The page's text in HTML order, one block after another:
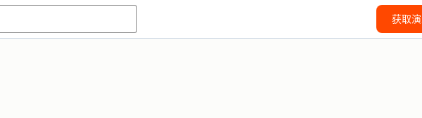
获取